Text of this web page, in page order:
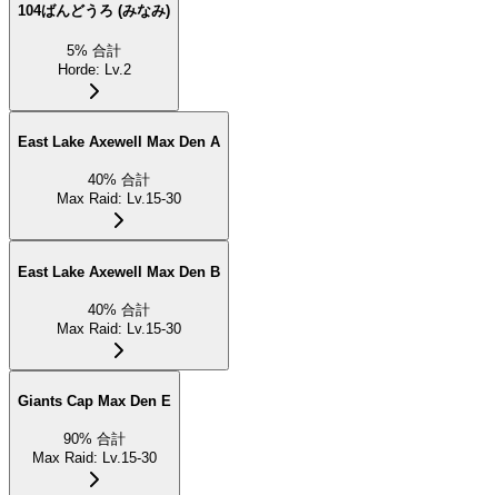
104ばんどうろ (みなみ)
5% 合計
Horde: Lv.2
East Lake Axewell Max Den A
40% 合計
Max Raid: Lv.15-30
East Lake Axewell Max Den B
40% 合計
Max Raid: Lv.15-30
Giants Cap Max Den E
90% 合計
Max Raid: Lv.15-30